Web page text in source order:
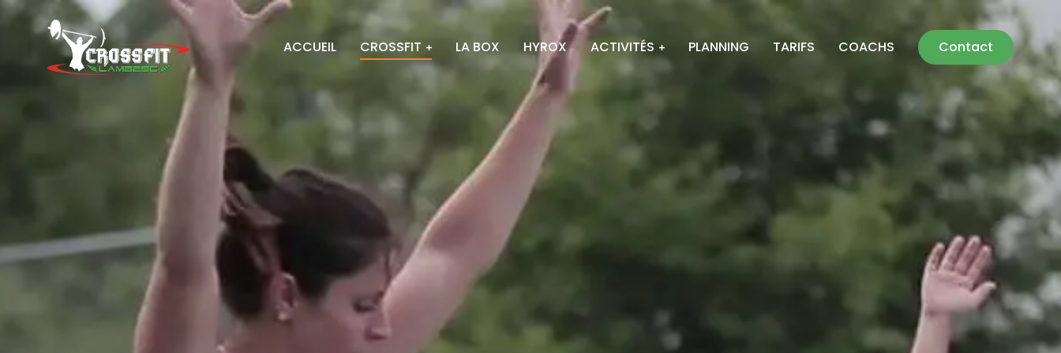
ACCUEIL CROSSFIT LA BOX HYROX ACTIVITÉS PLANNING TARIFS COACHS Contact